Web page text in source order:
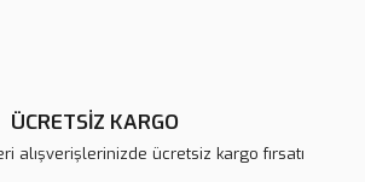
ÜCRETSİZ KARGO
alışverişlerinizde ücretsiz kargo fırsatı